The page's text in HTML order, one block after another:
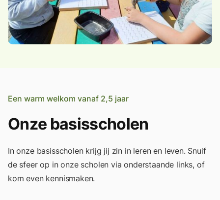
Een warm welkom vanaf 2,5 jaar
Onze basisscholen
In onze basisscholen krijg jij zin in leren en leven. Snuif
de sfeer op in onze scholen via onderstaande links, of
kom even kennismaken.